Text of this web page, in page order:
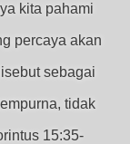
kita pahami
percaya akan
sebagai
tidak
15:35-